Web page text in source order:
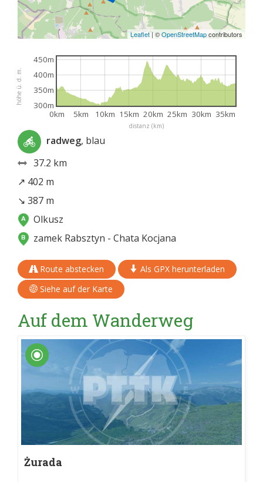
Leaflet |©OpenStreetMapcontributors
distanz (km)
höhe ü. d. m.
0km 5km 10km 15km 20km 25km 30km 35km
300m
350m
400m
450m
radweg, blau
37.2 km
↗ 402 m
↘ 387 m
Olkusz
zamek Rabsztyn - Chata Kocjana
Route abstecken
Als GPX herunterladen
Siehe auf der Karte
Auf dem Wanderweg
Żurada